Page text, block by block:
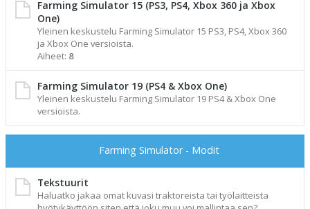
Farming Simulator 15 (PS3, PS4, Xbox 360 ja Xbox
One)
Yleinen keskustelu Farming Simulator 15 PS3, PS4, Xbox 360
ja Xbox One versioista.
Aiheet: 8
Farming Simulator 19 (PS4 & Xbox One)
Yleinen keskustelu Farming Simulator 19 PS4 & Xbox One
versioista.
Farming Simulator - Modit
Tekstuurit
Haluatko jakaa omat kuvasi traktoreista tai työlaitteista